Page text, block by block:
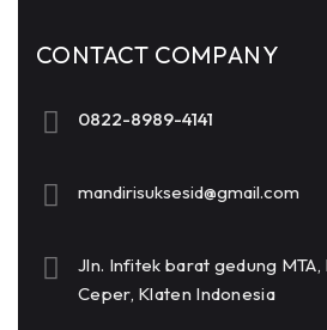
CONTACT COMPANY
0822-8989-4141
mandirisuksesid@gmail.com
Jln. Infitek barat gedung
Ceper, Klaten Indonesia